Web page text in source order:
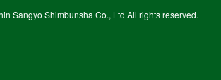
WEB
Sangyo Shimbunsha Co., Ltd All rights reserved.